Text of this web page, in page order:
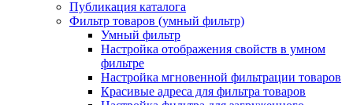
Публикация каталога
Фильтр товаров (умный фильтр)
Умный фильтр
Настройка отображения свойств в умном
фильтре
Настройка мгновенной фильтрации товаров
Красивые адреса для фильтра товаров